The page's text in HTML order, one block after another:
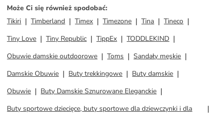
Może Ci się również spodobać:
Tikiri
Timberland Timex Timezone Tina
Tineco
Tiny Love
Tiny Republic TippEx
TODDLEKIND
Obuwie damskie outdoorowe
Toms
Sandały męskie
Damskie Obuwie
Buty trekkingowe
Buty damskie
Obuwie
Buty Damskie Sznurowane Eleganckie
Buty sportowe dziecięce, buty sportowe dla dziewczynki i dla